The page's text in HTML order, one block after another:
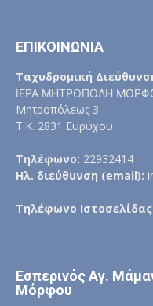
ΕΠΙΚΟΙΝΩΝΙΑ
Ταχυδρομική
ΙΕΡΑ ΜΗΤΡΟΠΟΛΗ
Μητροπόλεως 3
Τ.Κ. 2831 Ευρύχου
Τηλέφωνο: 22932414
Ηλ. διεύθυνση (email):
Τηλέφωνο
Εσπερινός Αγ.
Μόρφου